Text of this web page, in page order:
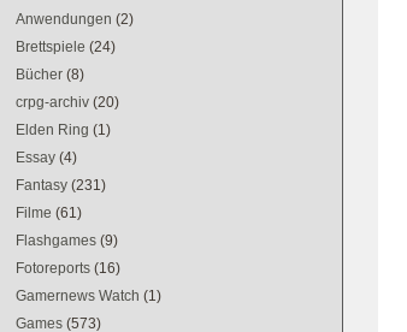
Anwendungen (2)
Brettspiele (24)
Bücher (8)
crpg-archiv (20)
Elden Ring (1)
Essay (4)
Fantasy (231)
Filme (61)
Flashgames (9)
Fotoreports (16)
Gamernews Watch (1)
Games (573)